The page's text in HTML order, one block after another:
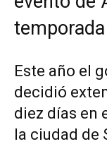
Este año el
decidió
diez días en
la ciudad de